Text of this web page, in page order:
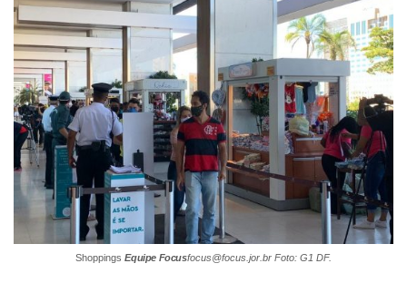
ShoppingsEquipe Focusfocus@focus.jor.br Foto: G1 DF.